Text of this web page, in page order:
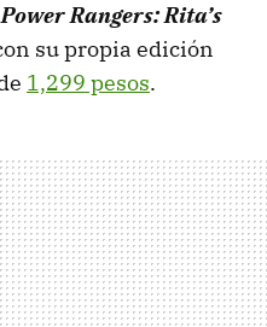
Rangers: Rita’s
su propia edición
1,299 pesos.